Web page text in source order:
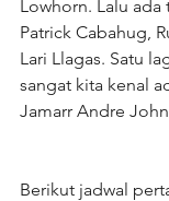
Lowhorn. Lalu
Patrick Cabahug,
Lari Llagas. Satu
sangat kita kenal
Jamarr Andre
Berikut jadwal